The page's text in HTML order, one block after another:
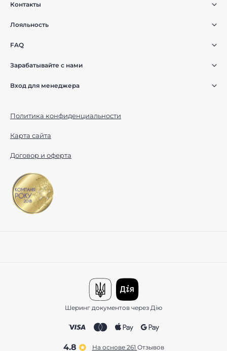
Контакты
Лояльность
FAQ
Зарабатывайте с нами
Вход для менеджера
Политика конфиденциальности
Карта сайта
Договор и оферта
Шеринг документов через Дію
4.8 На основе 261 отзывов